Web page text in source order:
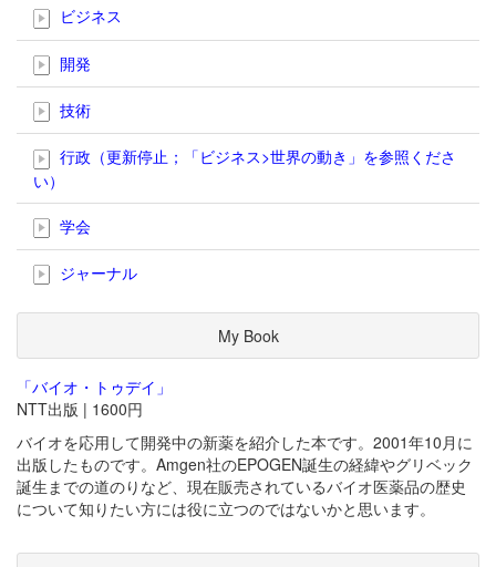
ビジネス
開発
技術
行政（更新停止；「ビジネス>世界の動き」を参照くださ
い）
学会
ジャーナル
My Book
「バイオ・トゥデイ」
NTT出版 | 1600円
バイオを応用して開発中の新薬を紹介した本です。2001年10月に
出版したものです。Amgen社のEPOGEN誕生の経緯やグリベック
誕生までの道のりなど、現在販売されているバイオ医薬品の歴史
について知りたい方には役に立つのではないかと思います。